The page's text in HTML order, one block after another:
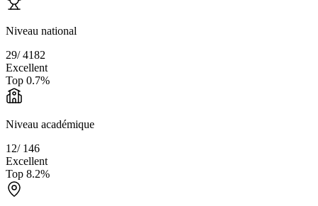
Niveau national
29/4182
Excellent
Top 0.7%
Niveau académique
12/ 146
Excellent
Top 8.2%